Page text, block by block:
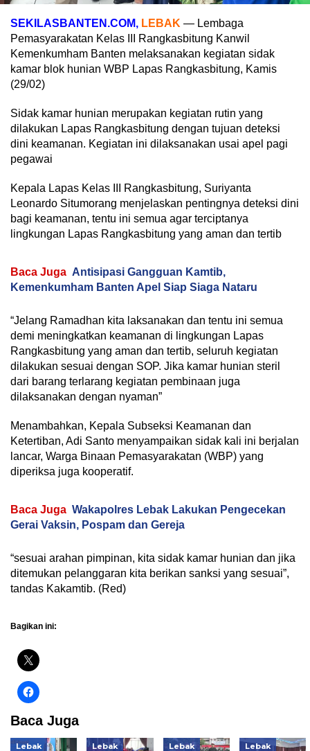
SEKILASBANTEN.COM, LEBAK — Lembaga
Pemasyarakatan Kelas III Rangkasbitung Kanwil
Kemenkumham Banten melaksanakan kegiatan sidak
kamar blok hunian WBP Lapas Rangkasbitung, Kamis
(29/02)
Sidak kamar hunian merupakan kegiatan rutin yang
dilakukan Lapas Rangkasbitung dengan tujuan deteksi
dini keamanan. Kegiatan ini dilaksanakan usai apel pagi
pegawai
Kepala Lapas Kelas III Rangkasbitung, Suriyanta
Leonardo Situmorang menjelaskan pentingnya deteksi dini
bagi keamanan, tentu ini semua agar terciptanya
lingkungan Lapas Rangkasbitung yang aman dan tertib
Baca Juga Antisipasi Gangguan Kamtib,
Kemenkumham Banten Apel Siap Siaga Nataru
“Jelang Ramadhan kita laksanakan dan tentu ini semua
demi meningkatkan keamanan di lingkungan Lapas
Rangkasbitung yang aman dan tertib, seluruh kegiatan
dilakukan sesuai dengan SOP. Jika kamar hunian steril
dari barang terlarang kegiatan pembinaan juga
dilaksanakan dengan nyaman”
Menambahkan, Kepala Subseksi Keamanan dan
Ketertiban, Adi Santo menyampaikan sidak kali ini berjalan
lancar, Warga Binaan Pemasyarakatan (WBP) yang
diperiksa juga kooperatif.
Baca Juga Wakapolres Lebak Lakukan Pengecekan
Gerai Vaksin, Pospam dan Gereja
“sesuai arahan pimpinan, kita sidak kamar hunian dan jika
ditemukan pelanggaran kita berikan sanksi yang sesuai”,
tandas Kakamtib. (Red)
Bagikan ini:
Baca Juga
Lebak Lebak Lebak Lebak